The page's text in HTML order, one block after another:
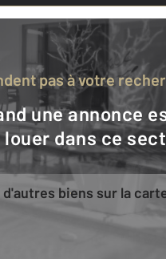
pas à votre
dans ce
d'autres biens sur la